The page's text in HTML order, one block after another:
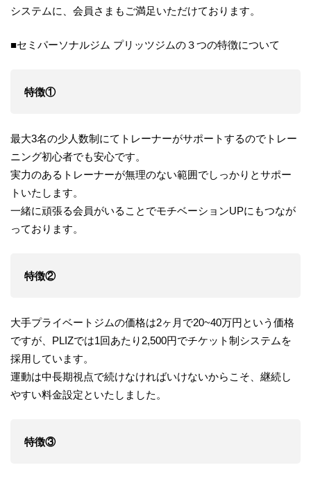
システムに、会員さまもご満足いただけております。
■セミパーソナルジム プリッツジムの３つの特徴について
特徴①
最大3名の少人数制にてトレーナーがサポートするのでトレー
ニング初心者でも安心です。
実力のあるトレーナーが無理のない範囲でしっかりとサポー
トいたします。
一緒に頑張る会員がいることでモチベーションUPにもつなが
っております。
特徴②
大手プライベートジムの価格は2ヶ月で20~40万円という価格
ですが、PLIZでは1回あたり2,500円でチケット制システムを
採用しています。
運動は中長期視点で続けなければいけないからこそ、継続し
やすい料金設定といたしました。
特徴③